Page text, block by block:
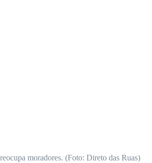
moradores. (Foto: Direto das Ruas)